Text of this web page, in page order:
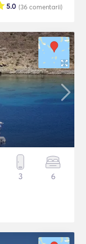
(36 comentarii)
5.0
3 6